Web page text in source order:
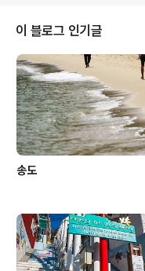
이 블로그 인기글
송도